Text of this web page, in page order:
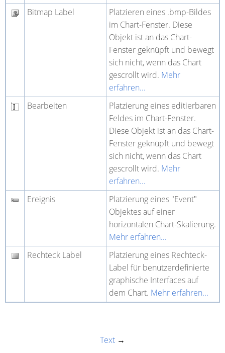
Bitmap Label
Platzieren eines .bmp-Bildes
im Chart-Fenster. Diese
Objekt ist an das Chart-
Fenster geknüpft und bewegt
sich nicht, wenn das Chart
gescrollt wird. Mehr
erfahren...
Bearbeiten
Platzierung eines editierbaren
Feldes im Chart-Fenster.
Diese Objekt ist an das Chart-
Fenster geknüpft und bewegt
sich nicht, wenn das Chart
gescrollt wird. Mehr
erfahren...
Ereignis
Platzierung eines "Event"
Objektes auf einer
horizontalen Chart-Skalierung.
Mehr erfahren...
Rechteck Label
Platzierung eines Rechteck-
Label für benutzerdefinierte
graphische Interfaces auf
dem Chart. Mehr erfahren...
Text →